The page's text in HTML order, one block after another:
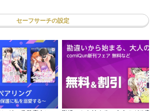
セーフサーチの設定